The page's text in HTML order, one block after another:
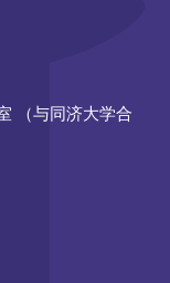
（与同济大学合